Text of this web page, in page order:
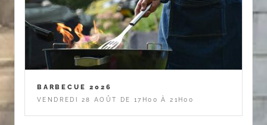
BARBECUE 2026
VENDREDI 28 AOÛT DE 17H00 À 21H00